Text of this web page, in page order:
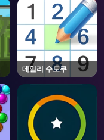
데일리 수도쿠